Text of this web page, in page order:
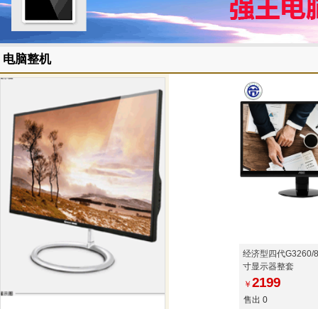
电脑整机
经济型四代G3260/
寸显示器整套
￥ 2199
售出 0